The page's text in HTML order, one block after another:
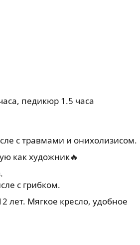
педикюр 1.5 часа
с травмами и онихолизисом.
как художник🔥
с грибком.
лет. Мягкое кресло, удобное